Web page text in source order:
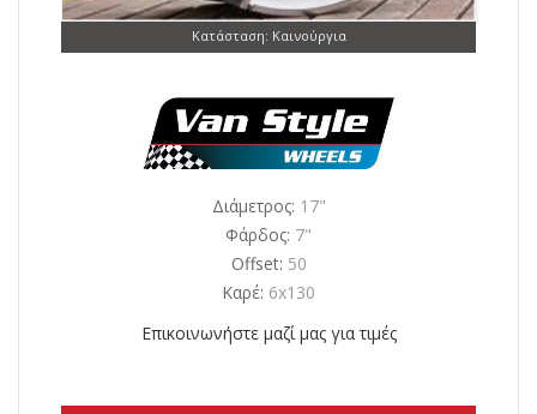
Κατάσταση: Καινούργια
Διάμετρος: 17"
Φάρδος: 7"
Offset: 50
Καρέ: 6x130
Επικοινωνήστε μαζί μας για τιμές